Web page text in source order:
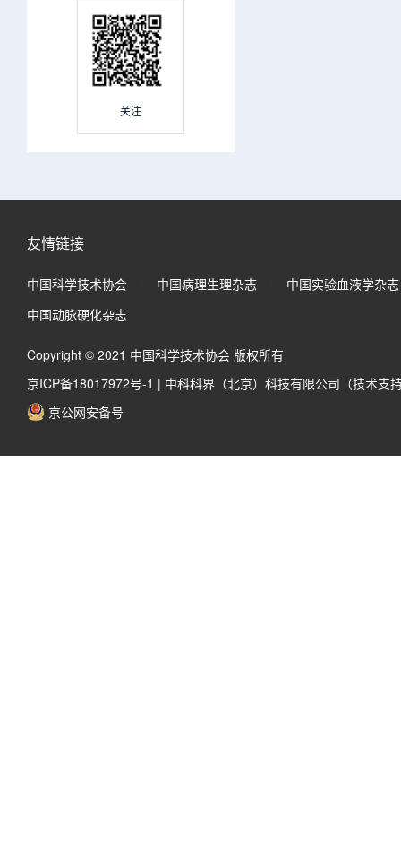
关注
友情链接
中国科学技术协会 中国病理生理杂志
中国实验血液学杂志
中国动脉硬化杂志
Copyright © 2021 中国科学技术协会 版权所有
京ICP备18017972号-1 | 中科科界（北京）科技有限公司（技术支
京公网安备号